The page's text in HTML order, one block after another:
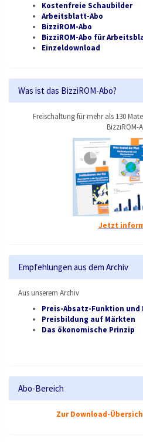
Kostenfreie Schaubilder
Arbeitsblatt-Abo
BizziROM-Abo
BizziROM-Abo für
Einzeldownload
Was ist das BizziROM-Abo?
Freischaltung für mehr als 130
BizziROM-
Jetzt
Empfehlungen aus dem Archiv
Aus unserem Archiv
Preis-Absatz-Funktion
Preisbildung auf Märkten
Das ökonomische Prinzip
Abo-Bereich
Zur Download-